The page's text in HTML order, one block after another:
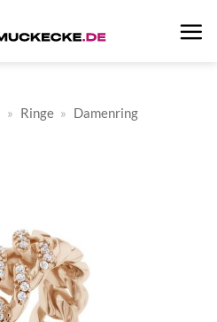
» Ringe » Damenring